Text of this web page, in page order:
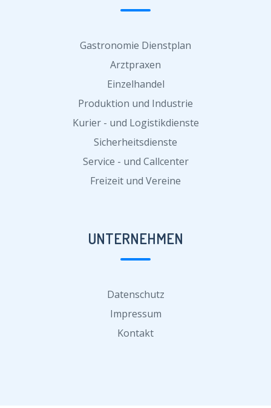
Gastronomie Dienstplan
Arztpraxen
Einzelhandel
Produktion und Industrie
Kurier - und Logistikdienste
Sicherheitsdienste
Service - und Callcenter
Freizeit und Vereine
UNTERNEHMEN
Datenschutz
Impressum
Kontakt